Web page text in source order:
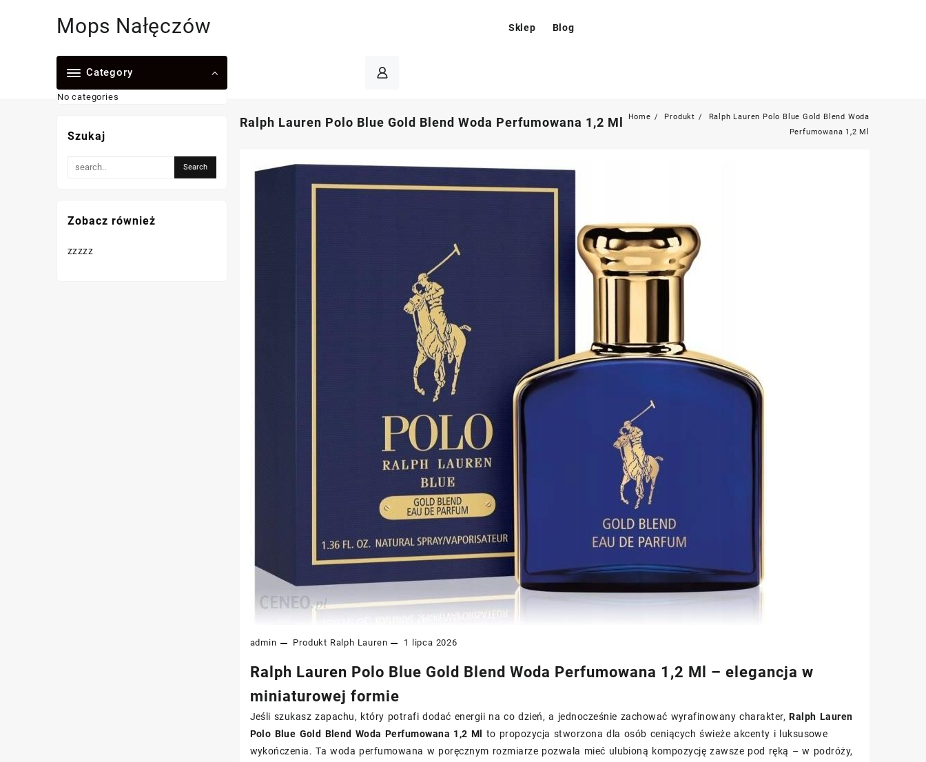
Mops Nałęczów Sklep Blog
Category
No categories
Ralph Lauren Polo Blue Gold Blend Woda Perfumowana 1,2 Ml Home Produkt
Ralph Lauren Polo Blue Gold Blend Woda
Perfumowana 1,2 Ml
admin Produkt Ralph Lauren 1 lipca 2026
Ralph Lauren Polo Blue Gold Blend Woda Perfumowana 1,2 Ml – elegancja w
miniaturowej formie
Jeśli szukasz zapachu, który potrafi dodać energii na co dzień, a jednocześnie zachować wyrafinowany charakter,Ralph Lauren
Polo Blue Gold Blend Woda Perfumowana 1,2 Ml
to propozycja stworzona dla osób ceniących świeże akcenty i luksusowe
wykończenia. Ta woda perfumowana w poręcznym rozmiarze pozwala mieć ulubioną kompozycję zawsze pod ręką – w podróży,
Szukaj
Zobacz również
zzzzz